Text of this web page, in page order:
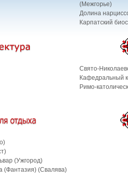
(Межгорье)
Долина
Карпатский
Свято-
Кафедральный
Римо-
(Ужгород)
(Фантазия) (Свалява)